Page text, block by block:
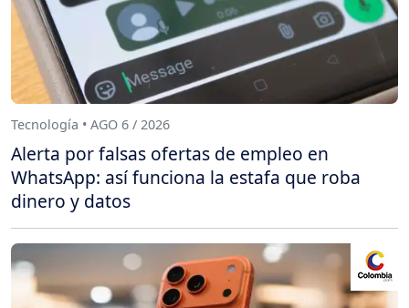
Tecnología • AGO 6 / 2026
Alerta por falsas ofertas de empleo en
WhatsApp: así funciona la estafa que roba
dinero y datos